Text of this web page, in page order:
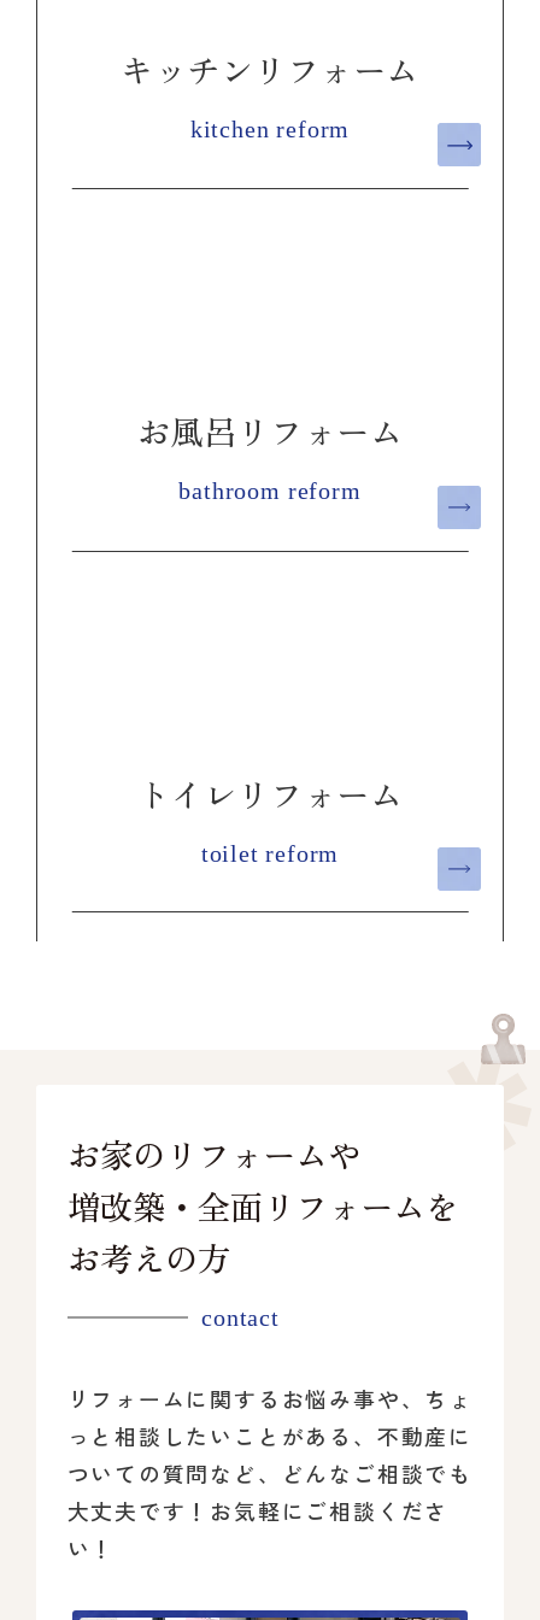
キッチンリフォーム
kitchen reform
お風呂リフォーム
bathroom reform
トイレリフォーム
toilet reform
お家のリフォームや
増改築・全面リフォームを
お考えの方
contact
リフォームに関するお悩み事や、ちょ
っと相談したいことがある、 不動産に
ついての質問など、どんなご相談でも
大丈夫です！ お気軽にご相談くださ
い！